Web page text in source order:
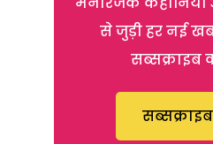
से जुड़ी हर नई
सब्सक्राइब